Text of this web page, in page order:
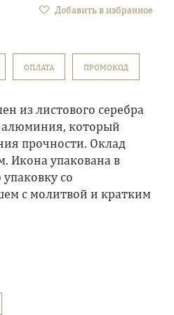
Добавить в избранное
ОПЛАТА ПРОМОКОД
из листового серебра
алюминия, который
прочности. Оклад
Икона упакована в
со
с молитвой и кратким